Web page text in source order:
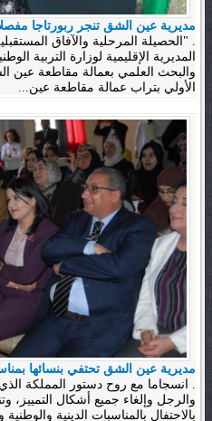
مديرية عين الشق تنجر ربورتاجا
. "الحصيلة المرحلية والآفاق
المديرية الإقليمية لوزارة التربية
والبحث العلمي بعمالة مقاطعة عين
الأولي بتراب عمالة مقاطعة عين...
مديرية عين الشق تحتفي بنسائها
. انسجاما مع روح دستور المملكة
والرجل وإلغاء جميع أشكال التمييز،
بالاحتفال بالمناسبات الدينية